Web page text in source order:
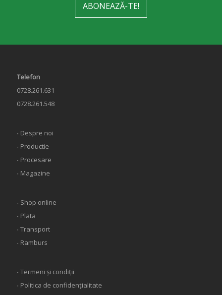
ABONEAZĂ-TE!
Telefon
0728.261.631
0728.261.548
∙ Despre noi
∙ Productie
∙ Procesare
∙ Magazine
∙ Shop online
∙ Plata
∙ Transport
∙ Ramburs
∙ Termeni și condiții
∙ Politica de confidențialitate